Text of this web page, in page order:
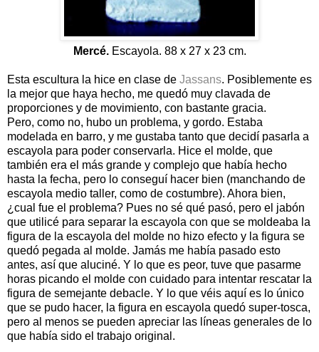
Mercé.Escayola. 88 x 27 x 23 cm.
Esta escultura la hice en clase de Jassans. Posiblemente es
la mejor que haya hecho, me quedó muy clavada de
proporciones y de movimiento, con bastante gracia.
Pero, como no, hubo un problema, y gordo. Estaba
modelada en barro, y me gustaba tanto que decidí pasarla a
escayola para poder conservarla. Hice el molde, que
también era el más grande y complejo que había hecho
hasta la fecha, pero lo conseguí hacer bien (manchando de
escayola medio taller, como de costumbre). Ahora bien,
¿cual fue el problema? Pues no sé qué pasó, pero el jabón
que utilicé para separar la escayola con que se moldeaba la
figura de la escayola del molde no hizo efecto y la figura se
quedó pegada al molde. Jamás me había pasado esto
antes, así que aluciné. Y lo que es peor, tuve que pasarme
horas picando el molde con cuidado para intentar rescatar la
figura de semejante debacle. Y lo que véis aquí es lo único
que se pudo hacer, la figura en escayola quedó super-tosca,
pero al menos se pueden apreciar las líneas generales de lo
que había sido el trabajo original.